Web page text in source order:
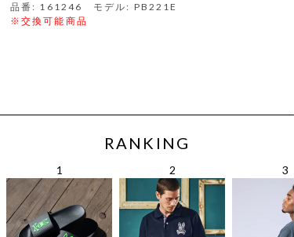
品番: 161246 モデル: PB221E
※交換可能商品
RANKING